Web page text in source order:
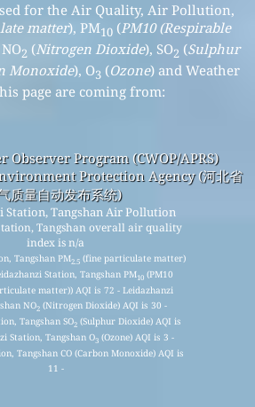
for the Air Quality, Air Pollution,
matter), PM10(PM10 (Respirable
2 (Nitrogen Dioxide), SO2 (Sulphur
Monoxide), O3 (Ozone) and Weather
page are coming from:
Observer Program (CWOP/APRS)
Protection Agency (河北省
质量自动发布系统)
Station, Tangshan Air Pollution
Tangshan overall air quality
index is n/a
Tangshan PM2.5 (fine particulate matter)
Station, Tangshan PM10(PM10
matter)) AQI is 72 - Leidazhanzi
NO2 (Nitrogen Dioxide) AQI is 30 -
Tangshan SO2(Sulphur Dioxide) AQI is
Station, Tangshan O3(Ozone) AQI is 3 -
Tangshan CO (Carbon Monoxide) AQI is
11 -